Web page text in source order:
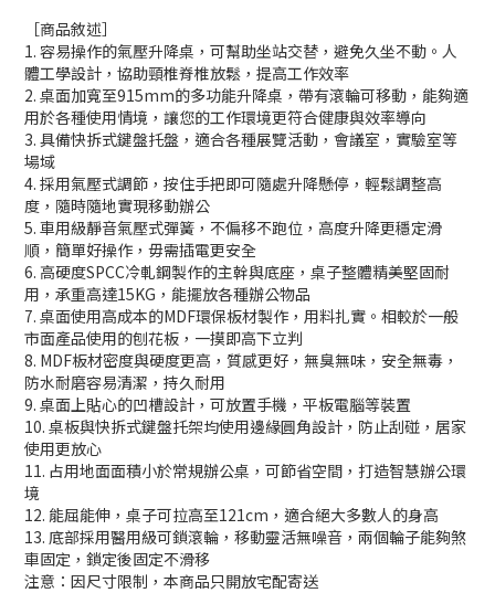
［商品敘述］
1. 容易操作的氣壓升降桌，可幫助坐站交替，避免久坐不動。人
體工學設計，協助頸椎脊椎放鬆，提高工作效率
2. 桌面加寬至915mm的多功能升降桌，帶有滾輪可移動，能夠適
用於各種使用情境，讓您的工作環境更符合健康與效率導向
3. 具備快拆式鍵盤托盤，適合各種展覽活動，會議室，實驗室等
場域
4. 採用氣壓式調節，按住手把即可隨處升降懸停，輕鬆調整高
度，隨時隨地實現移動辦公
5. 車用級靜音氣壓式彈簧，不偏移不跑位 ，高度升降更穩定滑
順，簡單好操作，毋需插電更安全
6. 高硬度SPCC冷軋鋼製作的主幹與底座，桌子整體精美堅固耐
用，承重高達15KG，能擺放各種辦公物品
7. 桌面使用高成本的MDF環保板材製作，用料扎實。相較於一般
市面產品使用的刨花板，一摸即高下立判
8. MDF板材密度與硬度更高，質感更好，無臭無味，安全無毒，
防水耐磨容易清潔，持久耐用
9. 桌面上貼心的凹槽設計，可放置手機，平板電腦等裝置
10. 桌板與快拆式鍵盤托架均使用邊緣圓角設計，防止刮碰，居家
使用更放心
11. 占用地面面積小於常規辦公桌，可節省空間，打造智慧辦公環
境
12. 能屈能伸，桌子可拉高至121cm，適合絕大多數人的身高
13. 底部採用醫用級可鎖滾輪，移動靈活無噪音，兩個輪子能夠煞
車固定，鎖定後固定不滑移
注意：因尺寸限制，本商品只開放宅配寄送